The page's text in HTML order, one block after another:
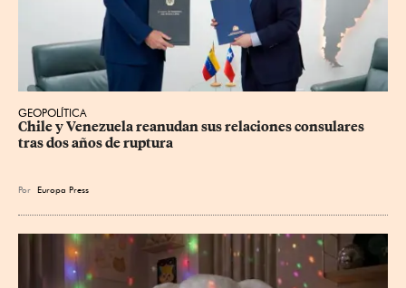
GEOPOLÍTICA
Chile y Venezuela reanudan sus relaciones consulares
tras dos años de ruptura
Por Europa Press